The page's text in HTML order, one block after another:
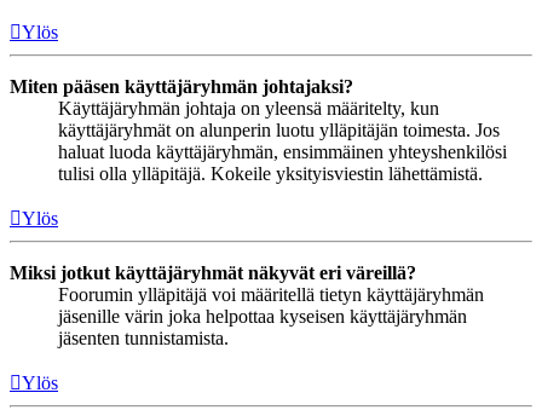
Ylös
Miten pääsen käyttäjäryhmän johtajaksi?
Käyttäjäryhmän johtaja on yleensä määritelty, kun
käyttäjäryhmät on alunperin luotu ylläpitäjän toimesta. Jos
haluat luoda käyttäjäryhmän, ensimmäinen yhteyshenkilösi
tulisi olla ylläpitäjä. Kokeile yksityisviestin lähettämistä.
Ylös
Miksi jotkut käyttäjäryhmät näkyvät eri väreillä?
Foorumin ylläpitäjä voi määritellä tietyn käyttäjäryhmän
jäsenille värin joka helpottaa kyseisen käyttäjäryhmän
jäsenten tunnistamista.
Ylös